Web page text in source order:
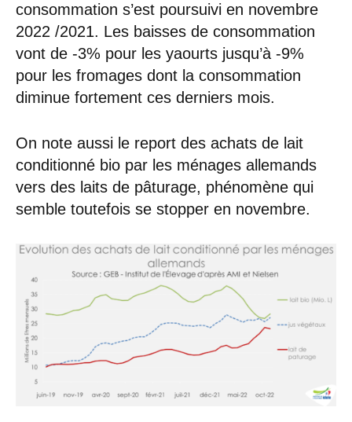
consommation s’est poursuivi en novembre
2022 /2021. Les baisses de consommation
vont de -3% pour les yaourts jusqu’à -9%
pour les fromages dont la consommation
diminue fortement ces derniers mois.
On note aussi le report des achats de lait
conditionné bio par les ménages allemands
vers des laits de pâturage, phénomène qui
semble toutefois se stopper en novembre.